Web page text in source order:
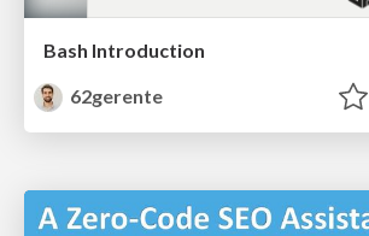
Bash Introduction
62gerente